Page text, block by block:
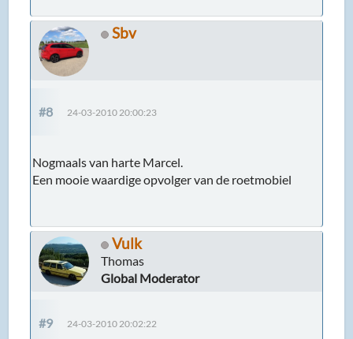
Sbv
#8 24-03-2010 20:00:23
Nogmaals van harte Marcel.
Een mooie waardige opvolger van de roetmobiel
Vulk
Thomas
Global Moderator
#9 24-03-2010 20:02:22